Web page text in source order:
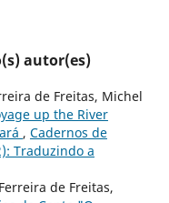
autor(es)
de Freitas, Michel
up the River
, Cadernos de
Traduzindo a
de Freitas,